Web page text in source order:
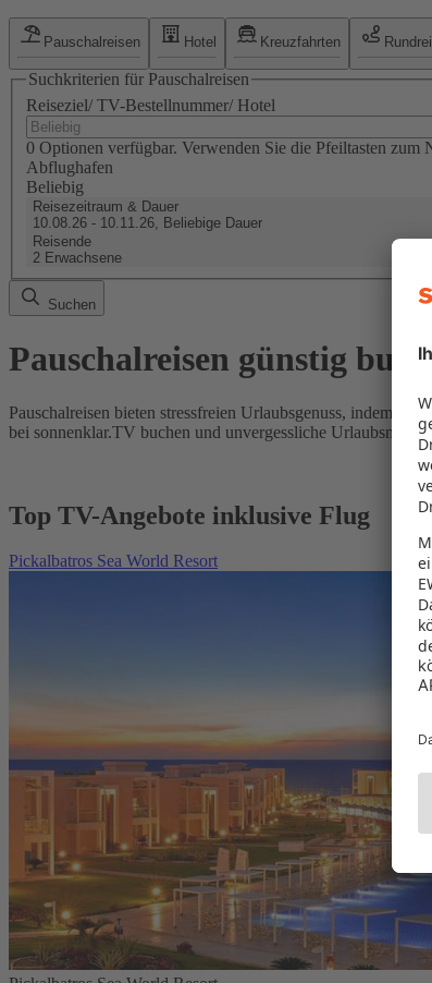
Pauschalreisen Hotel Kreuzfahrten
Suchkriterien für Pauschalreisen
Reiseziel/ TV-Bestellnummer/ Hotel
0 Optionen verfügbar. Verwenden Sie die Pfeiltasten zum
Abflughafen
Beliebig
Reisezeitraum & Dauer
10.08.26 - 10.11.26, Beliebige Dauer
Reisende
2 Erwachsene
Suchen
Pauschalreisen günstig
Pauschalreisen bieten stressfreien Urlaubsgenuss, indem
bei sonnenklar.TV buchen und unvergessliche
Top TV-Angebote inklusive Flug
Pickalbatros Sea World Resort